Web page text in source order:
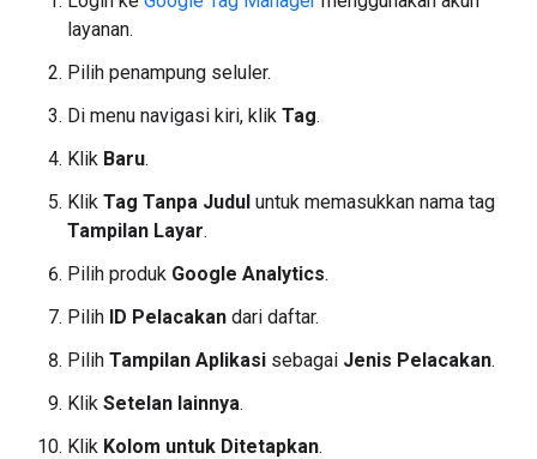
layanan.
Pilih penampung seluler.
Di menu navigasi kiri, klik Tag.
Klik Baru.
Klik Tag Tanpa Judul untuk memasukkan nama tag
Tampilan Layar.
Pilih produk Google Analytics.
Pilih ID Pelacakan dari daftar.
Pilih Tampilan Aplikasi sebagai Jenis Pelacakan.
Klik Setelan lainnya.
Klik Kolom untuk Ditetapkan.